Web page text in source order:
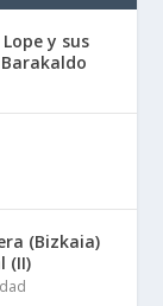
Lope y sus
(Bizkaia)
(II)